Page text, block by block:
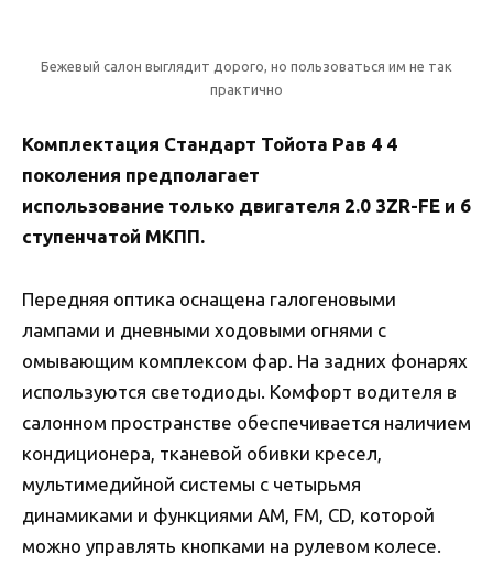
Бежевый салон выглядит дорого, но пользоваться им не так
практично
Комплектация Стандарт Тойота Рав 4 4
поколения предполагает
использование только двигателя 2.0 3ZR-FE и 6
ступенчатой МКПП.
Передняя оптика оснащена галогеновыми
лампами и дневными ходовыми огнями с
омывающим комплексом фар. На задних фонарях
используются светодиоды. Комфорт водителя в
салонном пространстве обеспечивается наличием
кондиционера, тканевой обивки кресел,
мультимедийной системы с четырьмя
динамиками и функциями AM, FM, CD, которой
можно управлять кнопками на рулевом колесе.